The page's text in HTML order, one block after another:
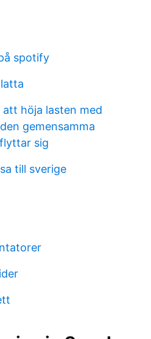
spotify
höja lasten med
gemensamma
sig
till sverige